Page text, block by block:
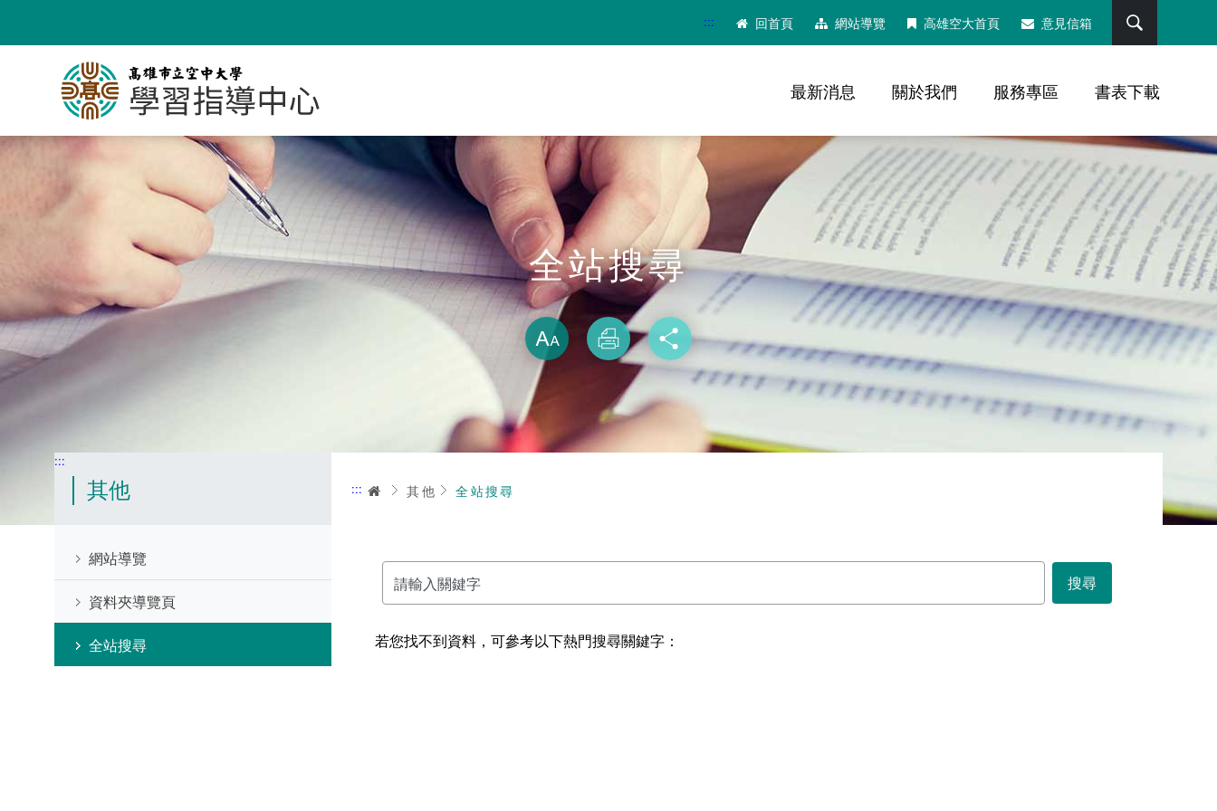
要
::: 回首頁 網站導覽 高雄空大首頁 意見信箱
最新消息 關於我們 服務專區 書表下載
全站搜尋
略過字型切換，社群分享工具列
放大
列印 分享
:::
其他
網站導覽
資料夾導覽頁
全站搜尋
::: 首頁其他 全站搜尋
請
輸
關
鍵
若您找不到資料，可參考以下熱門搜尋關鍵字：